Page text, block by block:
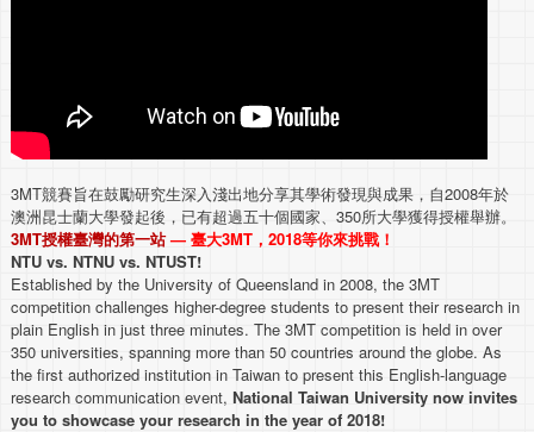
3MT競賽旨在鼓勵研究生深入淺出地分享其學術發現與成果，自2008年於
澳洲昆士蘭大學發起後，已有超過五十個國家、350所大學獲得授權舉辦。
3MT授權臺灣的第一站— 臺大3MT，2018等你來挑戰！
NTU vs. NTNU vs. NTUST!
Established by the University of Queensland in 2008, the 3MT
competition challenges higher-degree students to present their research in
plain English in just three minutes. The 3MT competition is held in over
350 universities, spanning more than 50 countries around the globe. As
the first authorized institution in Taiwan to present this English-language
research communication event, National Taiwan University now invites
you to showcase your research in the year of 2018!